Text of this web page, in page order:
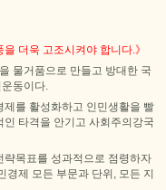
더욱 고조시켜야 합니다.》
물거품으로 만들고 방대한 국
동이다.
를 활성화하고 인민생활을 빨
타격을 안기고 사회주의강국
목표를 성과적으로 점령하자
경제 모든 부문과 단위, 모든 지